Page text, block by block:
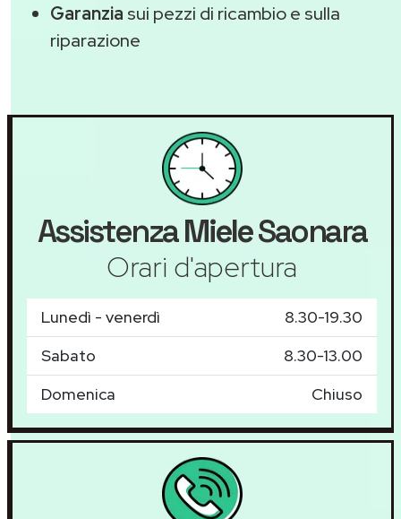
Garanzia sui pezzi di ricambio e sulla
riparazione
AssistenzaMieleSaonara
Orari d'apertura
Lunedì - venerdì
8.30-19.30
Sabato
8.30-13.00
Domenica
Chiuso